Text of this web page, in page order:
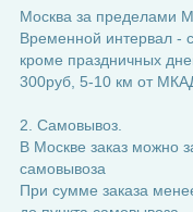
Москва за пределами
Временной интервал -
кроме праздничных
300руб, 5-10 км от
2. Самовывоз.
В Москве заказ можно
самовывоза
При сумме заказа